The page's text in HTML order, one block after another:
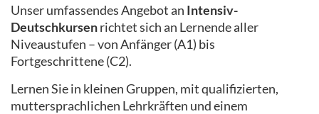
Unser umfassendes Angebot an Intensiv-
Deutschkursenrichtet sich an Lernende aller
Niveaustufen – von Anfänger (A1) bis
Fortgeschrittene (C2).
Lernen Sie in kleinen Gruppen, mit qualifizierten,
muttersprachlichen Lehrkräften und einem